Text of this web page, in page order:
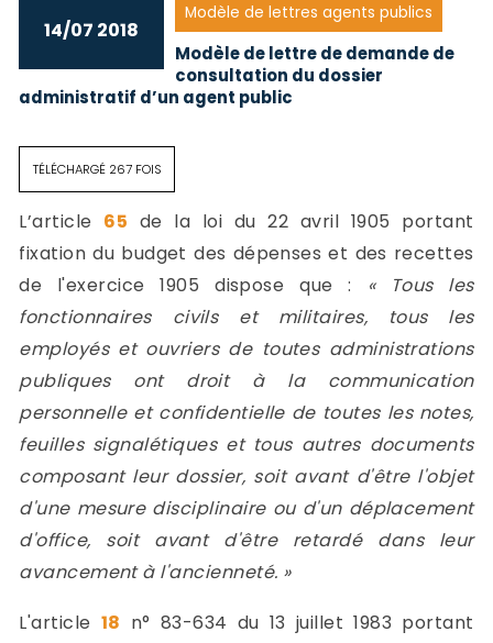
Modèle de lettres agents publics
14/07 2018
Modèle de lettre de demande de
consultation du dossier
administratif d’un agent public
TÉLÉCHARGÉ 267 FOIS
L’article 65 de la loi du 22 avril 1905 portant
fixation du budget des dépenses et des recettes
de l'exercice 1905 dispose que :
« Tous les
fonctionnaires civils et militaires, tous les
employés et ouvriers de toutes administrations
publiques ont droit à la communication
personnelle et confidentielle de toutes les notes,
feuilles signalétiques et tous autres documents
composant leur dossier, soit avant d'être l'objet
d'une mesure disciplinaire ou d'un déplacement
d'office, soit avant d'être retardé dans leur
avancement à l'ancienneté. »
L'article 18 n° 83-634 du 13 juillet 1983 portant